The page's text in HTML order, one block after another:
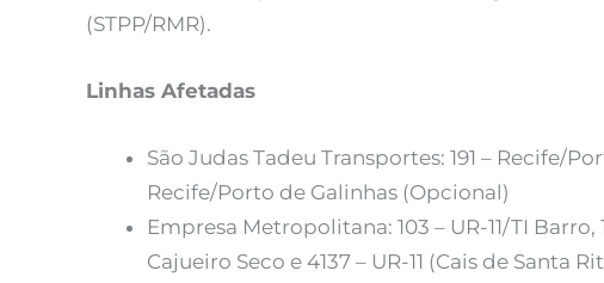
(STPP/RMR).
Linhas Afetadas
São Judas Tadeu Transportes: 191 – Recife/
Recife/Porto de Galinhas (Opcional)
Empresa Metropolitana: 103 – UR-11/TI Barro,
Cajueiro Seco e 4137 – UR-11 (Cais de Santa